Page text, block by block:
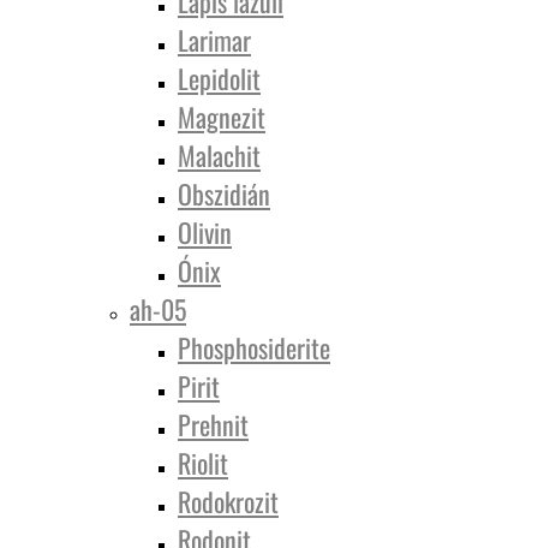
Larimar
Lepidolit
Magnezit
Malachit
Obszidián
Olivin
Ónix
ah-05
Phosphosiderite
Pirit
Prehnit
Riolit
Rodokrozit
Rodonit